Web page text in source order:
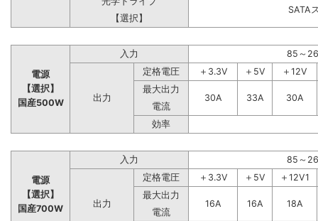
SATA
【選択】
電源
【選択】
国産500W
入力 85～
出力
定格電圧 ＋3.3V ＋5V
＋12V
最大出力
30A
33A
30A
電流
効率
電源
【選択】
国産700W
入力 85～
出力
定格電圧 ＋3.3V ＋5V
＋12V1
最大出力
16A
16A
18A
電流